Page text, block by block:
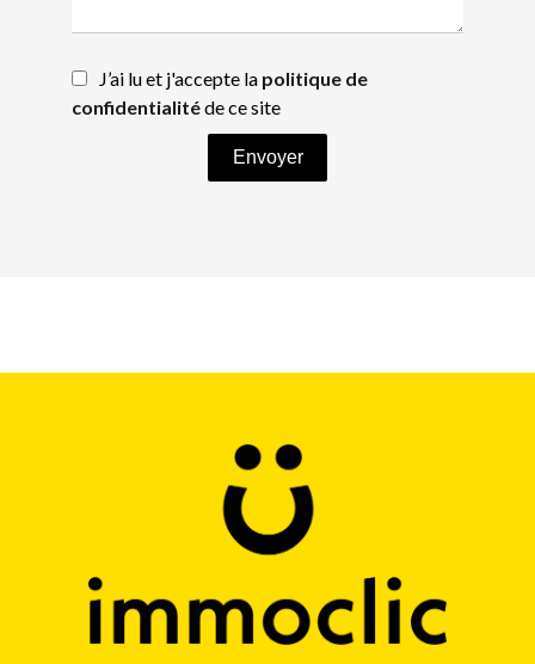
J’ai lu et j'accepte la politique de
confidentialitéde ce site
Envoyer